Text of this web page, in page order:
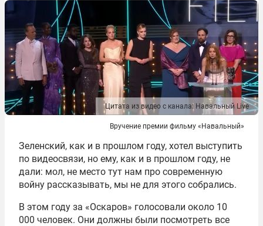
Цитата из видео с канала: Навальный Live
Вручение премии фильму «Навальный»
Зеленский, как и в прошлом году, хотел выступить
по видеосвязи, но ему, как и в прошлом году, не
дали: мол, не место тут нам про современную
войну рассказывать, мы не для этого собрались.
В этом году за «Оскаров» голосовали около 10
000 человек. Они должны были посмотреть все